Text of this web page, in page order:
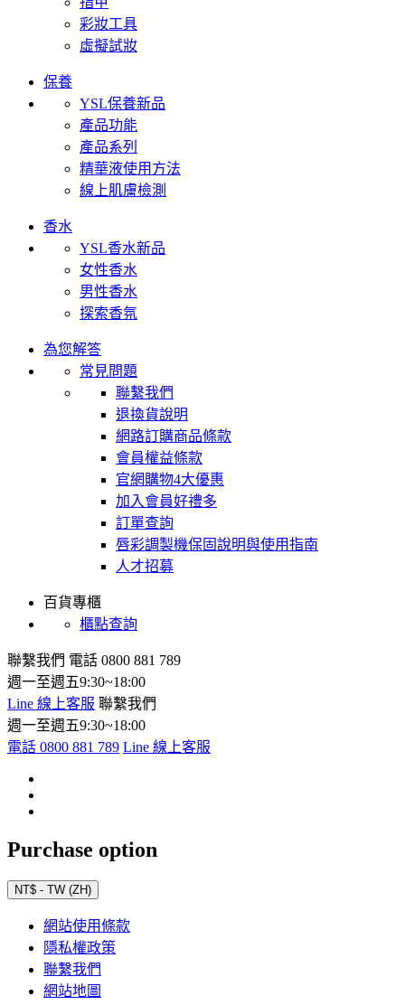
彩妝工具
虛擬試妝
保養
YSL保養新品
產品功能
產品系列
精華液使用方法
線上肌膚檢測
香水
YSL香水新品
女性香水
男性香水
探索香氛
為您解答
常見問題
聯繫我們
退換貨說明
網路訂購商品條款
會員權益條款
官網購物4大優惠
加入會員好禮多
訂單查詢
唇彩調製機保固說明與使用指南
人才招募
百貨專櫃
櫃點查詢
聯繫我們 電話 0800 881 789
週一至週五9:30~18:00
Line 線上客服 聯繫我們
週一至週五9:30~18:00
電話 0800 881 789 Line 線上客服
Purchase option
NT$ - TW (ZH)
網站使用條款
隱私權政策
聯繫我們
網站地圖